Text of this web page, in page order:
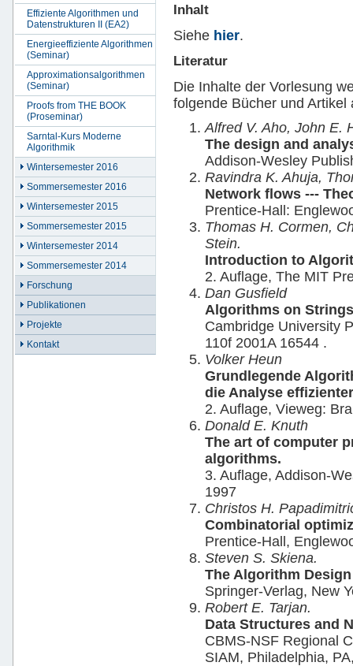
Effiziente Algorithmen und
Datenstrukturen II (EA2)
Energieeffiziente Algorithmen
(Seminar)
Approximationsalgorithmen
(Seminar)
Proofs from THE BOOK
(Proseminar)
Sarntal-Kurs Moderne
Algorithmik
Wintersemester 2016
Sommersemester 2016
Wintersemester 2015
Sommersemester 2015
Wintersemester 2014
Sommersemester 2014
Forschung
Publikationen
Projekte
Kontakt
Inhalt
Siehe hier.
Literatur
Die Inhalte der Vorlesung
folgende Bücher und Artikel
Alfred V. Aho, John E.
The design and
Addison-Wesley
Ravindra K. Ahuja,
Network flows ---
Prentice-Hall:
Thomas H. Cormen,
Stein.
Introduction to
2. Auflage, The MIT
Dan Gusfield
Algorithms on
Cambridge University
110f 2001A 16544 .
Volker Heun
Grundlegende
die Analyse
2. Auflage, Vieweg:
Donald E. Knuth
The art of computer
algorithms.
3. Auflage, Addison-
1997
Christos H.
Combinatorial
Prentice-Hall,
Steven S. Skiena.
The Algorithm
Springer-Verlag, New
Robert E. Tarjan.
Data Structures and
CBMS-NSF Regional
SIAM, Philadelphia,